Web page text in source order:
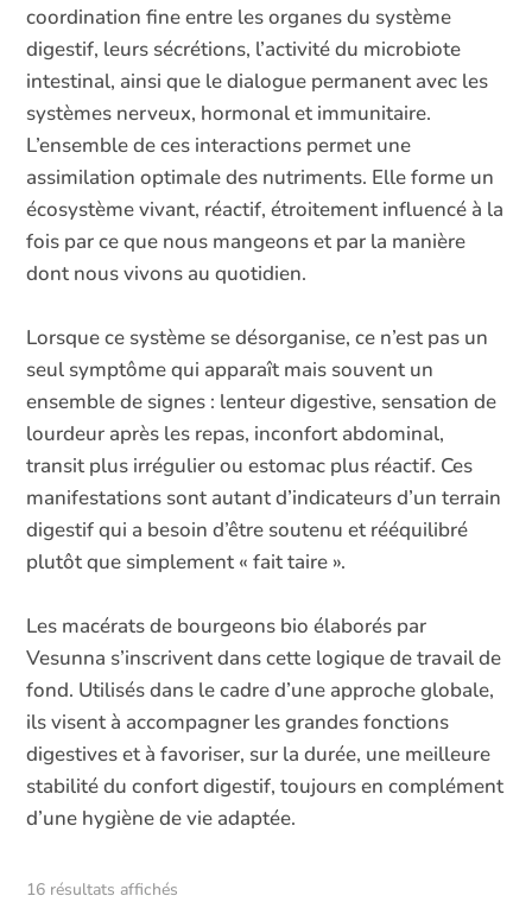
coordination fine entre les organes du système
digestif, leurs sécrétions, l’activité du microbiote
intestinal, ainsi que le dialogue permanent avec les
systèmes nerveux, hormonal et immunitaire.
L’ensemble de ces interactions permet une
assimilation optimale des nutriments. Elle forme un
écosystème vivant, réactif, étroitement influencé à la
fois par ce que nous mangeons et par la manière
dont nous vivons au quotidien.
Lorsque ce système se désorganise, ce n’est pas un
seul symptôme qui apparaît mais souvent un
ensemble de signes : lenteur digestive, sensation de
lourdeur après les repas, inconfort abdominal,
transit plus irrégulier ou estomac plus réactif. Ces
manifestations sont autant d’indicateurs d’un terrain
digestif qui a besoin d’être soutenu et rééquilibré
plutôt que simplement « fait taire ».
Les macérats de bourgeons bio élaborés par
Vesunna s’inscrivent dans cette logique de travail de
fond. Utilisés dans le cadre d’une approche globale,
ils visent à accompagner les grandes fonctions
digestives et à favoriser, sur la durée, une meilleure
stabilité du confort digestif, toujours en complément
d’une hygiène de vie adaptée.
16 résultats affichés